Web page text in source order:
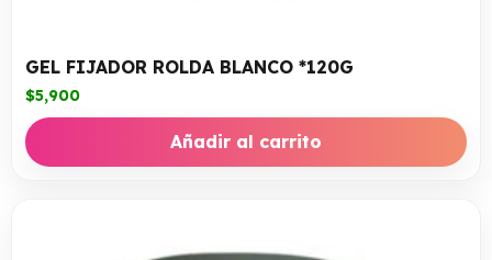
GEL FIJADOR ROLDA BLANCO *120G
$5,900
Añadir al carrito